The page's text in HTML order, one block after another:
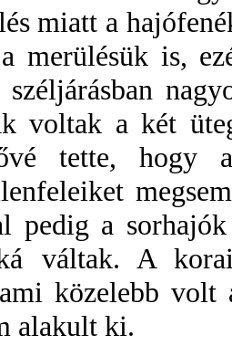
miatt a
merülésük is,
széljárásban
voltak a két
tette, hogy
pedig a
váltak. A
közelebb
alakult ki.